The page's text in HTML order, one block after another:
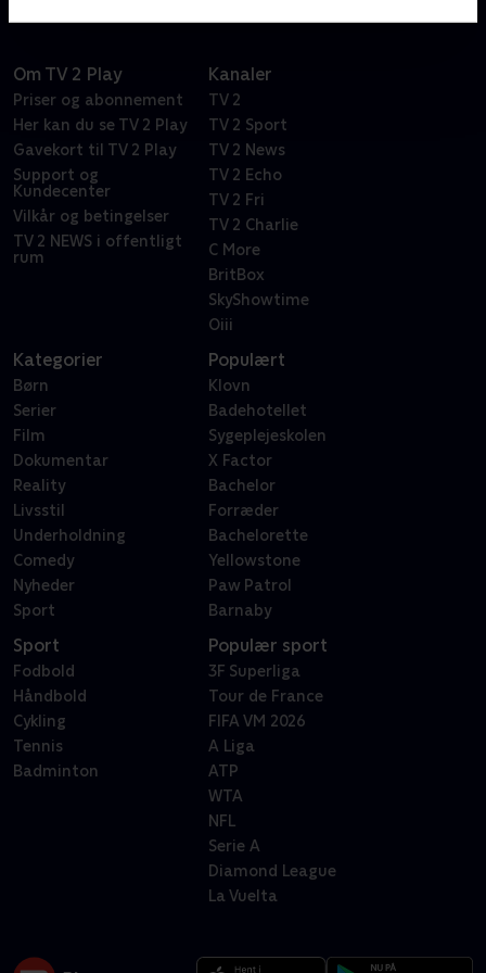
Om TV 2 Play
Priser og abonnement
Her kan du se TV 2 Play
Gavekort til TV 2 Play
Support og
Kundecenter
Vilkår og betingelser
TV 2 NEWS i offentligt
rum
Kanaler
TV 2
TV 2 Sport
TV 2 News
TV 2 Echo
TV 2 Fri
TV 2 Charlie
C More
BritBox
SkyShowtime
Oiii
Kategorier
Børn
Serier
Film
Dokumentar
Reality
Livsstil
Underholdning
Comedy
Nyheder
Sport
Populært
Klovn
Badehotellet
Sygeplejeskolen
X Factor
Bachelor
Forræder
Bachelorette
Yellowstone
Paw Patrol
Barnaby
Sport
Fodbold
Håndbold
Cykling
Tennis
Badminton
Populær sport
3F Superliga
Tour de France
FIFA VM 2026
A Liga
ATP
WTA
NFL
Serie A
Diamond League
La Vuelta